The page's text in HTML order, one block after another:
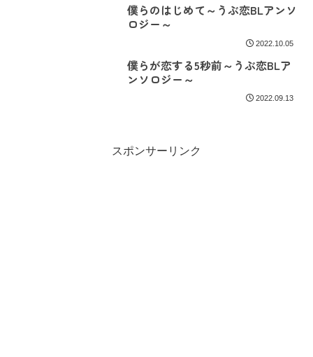
僕らのはじめて～うぶ恋BLアンソ
ロジー～
2022.10.05
僕らが恋する5秒前～うぶ恋BLア
ンソロジー～
2022.09.13
スポンサーリンク